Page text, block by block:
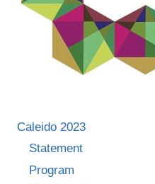
SIMȚI
ENERGIA
PUBLICULUI”
Caleido 2023
Statement
Program